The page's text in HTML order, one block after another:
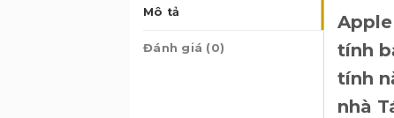
Mô tả
Đánh giá (0)
tính
tính
nhà